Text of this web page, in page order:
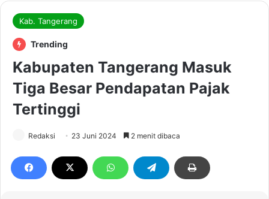
Kab. Tangerang
Trending
Kabupaten Tangerang Masuk
Tiga Besar Pendapatan Pajak
Tertinggi
Redaksi 23 Juni 2024 2 menit dibaca